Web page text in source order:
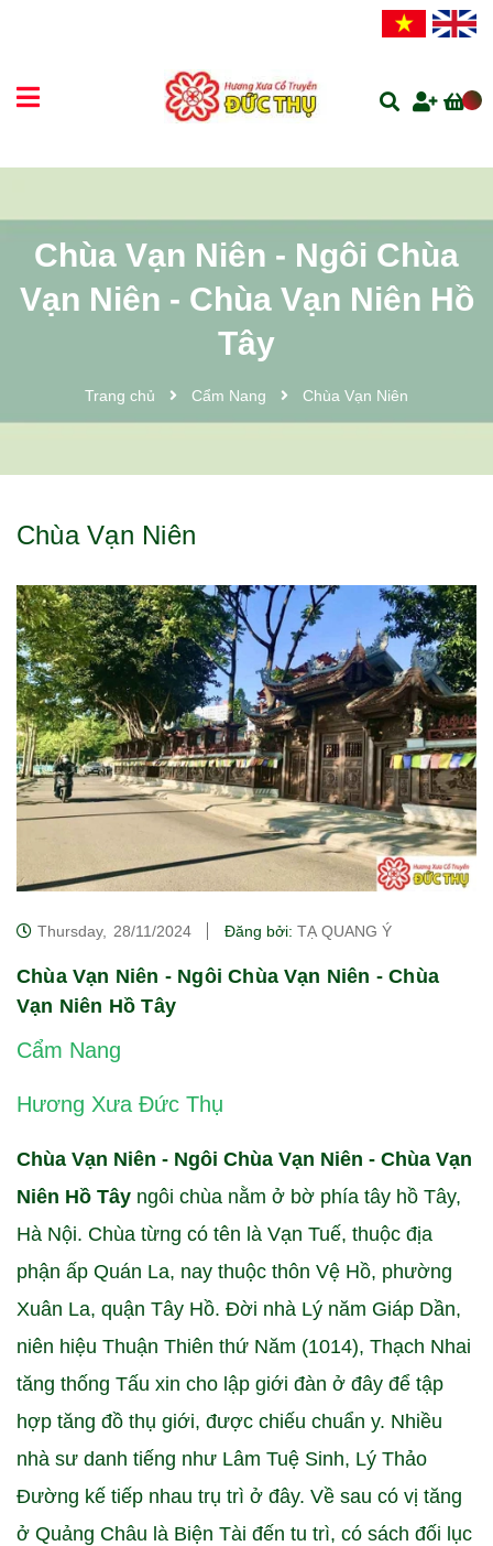
Chùa Vạn Niên - Ngôi Chùa
Vạn Niên - Chùa Vạn Niên Hồ
Tây
Trang chủ Cẩm Nang Chùa Vạn Niên
Chùa Vạn Niên
Thursday, 28/11/2024 Đăng bởi: TẠ QUANG Ý
Chùa Vạn Niên - Ngôi Chùa Vạn Niên - Chùa
Vạn Niên Hồ Tây
Cẩm Nang
Hương Xưa Đức Thụ
Chùa Vạn Niên - Ngôi Chùa Vạn Niên - Chùa Vạn
Niên Hồ Tây ngôi chùa nằm ở bờ phía tây hồ Tây,
Hà Nội. Chùa từng có tên là Vạn Tuế, thuộc địa
phận ấp Quán La, nay thuộc thôn Vệ Hồ, phường
Xuân La, quận Tây Hồ. Đời nhà Lý năm Giáp Dần,
niên hiệu Thuận Thiên thứ Năm (1014), Thạch Nhai
tăng thống Tấu xin cho lập giới đàn ở đây để tập
hợp tăng đồ thụ giới, được chiếu chuẩn y. Nhiều
nhà sư danh tiếng như Lâm Tuệ Sinh, Lý Thảo
Đường kế tiếp nhau trụ trì ở đây. Về sau có vị tăng
ở Quảng Châu là Biện Tài đến tu trì, có sách đối lục